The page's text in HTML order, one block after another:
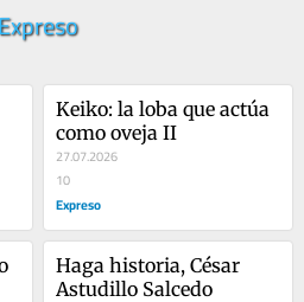
Expreso
Keiko: la loba que actúa
como oveja II
27.07.2026
10
Expreso
Haga historia, César
Astudillo Salcedo